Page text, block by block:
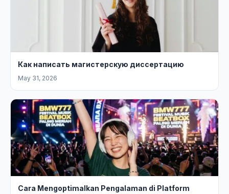
Как написать магистерскую диссертацию
May 31, 2026
Cara Mengoptimalkan Pengalaman di Platform